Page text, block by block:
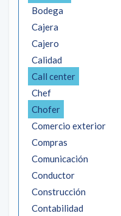
Bodega
Cajera
Cajero
Calidad
Call center
Chef
Chofer
Comercio exterior
Compras
Comunicación
Conductor
Construcción
Contabilidad